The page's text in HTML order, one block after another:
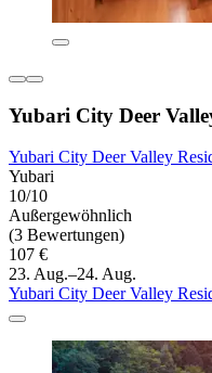
Yubari City Deer
Yubari City Deer Valley
Yubari
10/10
Außergewöhnlich
(3 Bewertungen)
107 €
23. Aug.–24. Aug.
Yubari City Deer Valley